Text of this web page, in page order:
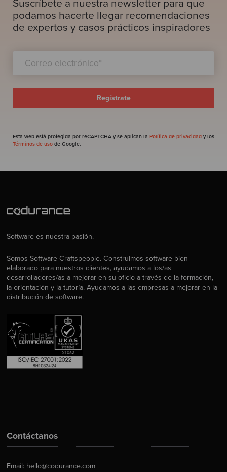
Suscríbete a nuestra newsletter para que
podamos hacerte llegar recomendaciones
de expertos y casos prácticos inspiradores
Esta web está protegida por reCAPTCHA y se aplican la Política de privacidad y los
Términos de uso de Google.
Software es nuestra pasión.
Somos Software Craftspeople. Construimos software bien
elaborado para nuestros clientes, ayudamos a los/as
desarrolladores/as a mejorar en su oficio a través de la formación,
la orientación y la tutoría. Ayudamos a las empresas a mejorar en la
distribución de software.
Contáctanos
Email: hello@codurance.com